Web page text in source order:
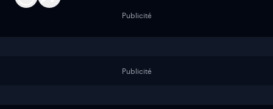
Publicité
Publicité